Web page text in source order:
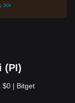
>>
(PI)
$0 | Bitget